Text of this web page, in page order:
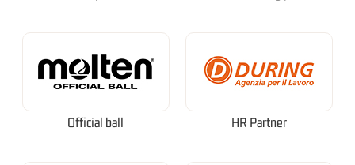
Official ball HR Partner